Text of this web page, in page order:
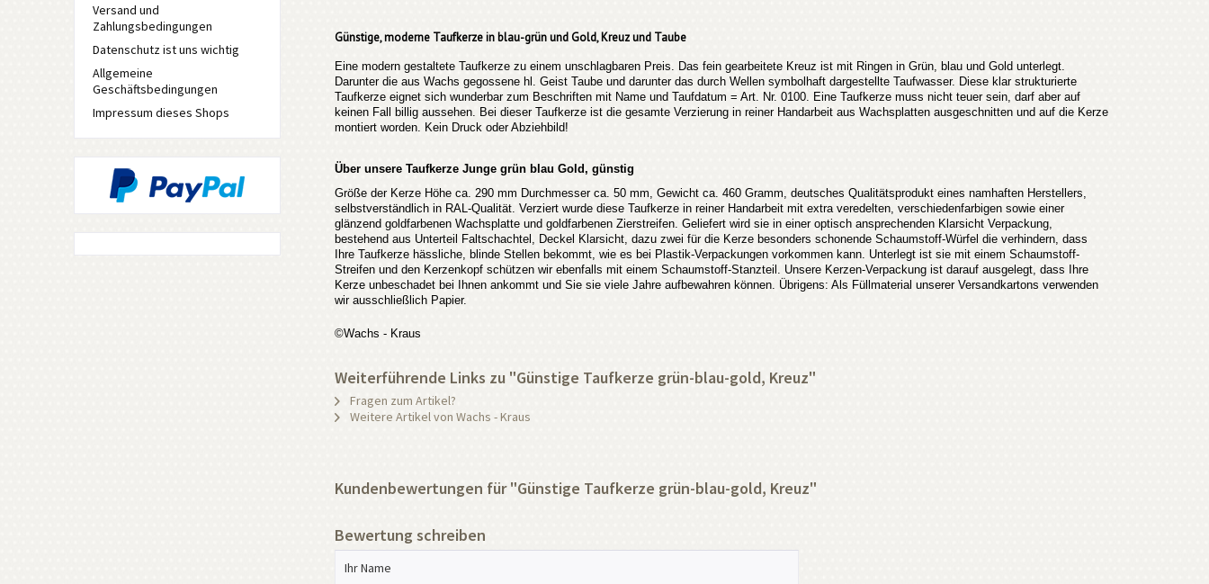
Versand und
Zahlungsbedingungen
Datenschutz ist uns wichtig
Allgemeine
Geschäftsbedingungen
Impressum dieses Shops
Günstige, moderne Taufkerze in blau-grün und Gold, Kreuz und Taube
Eine modern gestaltete Taufkerze zu einem unschlagbaren Preis. Das fein gearbeitete Kreuz ist mit Ringen in Grün, blau und Gold unterlegt.
Darunter die aus Wachs gegossene hl. Geist Taube und darunter das durch Wellen symbolhaft dargestellte Taufwasser. Diese klar strukturierte
Taufkerze eignet sich wunderbar zum Beschriften mit Name und Taufdatum = Art. Nr. 0100. Eine Taufkerze muss nicht teuer sein, darf aber auf
keinen Fall billig aussehen. Bei dieser Taufkerze ist die gesamte Verzierung in reiner Handarbeit aus Wachsplatten ausgeschnitten und auf die Kerze
montiert worden. Kein Druck oder Abziehbild!
Über unsere Taufkerze Junge grün blau Gold, günstig
Größe der Kerze Höhe ca. 290 mm Durchmesser ca. 50 mm, Gewicht ca. 460 Gramm, deutsches Qualitätsprodukt eines namhaften Herstellers,
selbstverständlich in RAL-Qualität. Verziert wurde diese Taufkerze in reiner Handarbeit mit extra veredelten, verschiedenfarbigen sowie einer
glänzend goldfarbenen Wachsplatte und goldfarbenen Zierstreifen. Geliefert wird sie in einer optisch ansprechenden Klarsicht Verpackung,
bestehend aus Unterteil Faltschachtel, Deckel Klarsicht, dazu zwei für die Kerze besonders schonende Schaumstoff-Würfel die verhindern, dass
Ihre Taufkerze hässliche, blinde Stellen bekommt, wie es bei Plastik-Verpackungen vorkommen kann. Unterlegt ist sie mit einem Schaumstoff-
Streifen und den Kerzenkopf schützen wir ebenfalls mit einem Schaumstoff-Stanzteil. Unsere Kerzen-Verpackung ist darauf ausgelegt, dass Ihre
Kerze unbeschadet bei Ihnen ankommt und Sie sie viele Jahre aufbewahren können. Übrigens: Als Füllmaterial unserer Versandkartons verwenden
wir ausschließlich Papier.
©Wachs - Kraus
Weiterführende Links zu "Günstige Taufkerze grün-blau-gold, Kreuz"
Fragen zum Artikel?
Weitere Artikel von Wachs - Kraus
Kundenbewertungen für "Günstige Taufkerze grün-blau-gold, Kreuz"
Bewertung schreiben